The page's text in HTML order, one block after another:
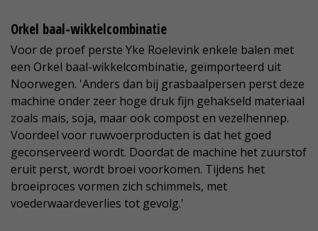
Orkel baal-wikkelcombinatie
Voor de proef perste Yke Roelevink enkele balen met
een Orkel baal-wikkelcombinatie, geïmporteerd uit
Noorwegen. 'Anders dan bij grasbaalpersen perst deze
machine onder zeer hoge druk fijn gehakseld materiaal
zoals mais, soja, maar ook compost en vezelhennep.
Voordeel voor ruwvoerproducten is dat het goed
geconserveerd wordt. Doordat de machine het zuurstof
eruit perst, wordt broei voorkomen. Tijdens het
broeiproces vormen zich schimmels, met
voederwaardeverlies tot gevolg.'